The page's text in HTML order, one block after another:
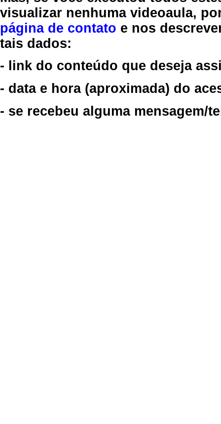
visualizar nenhuma videoaula,
página de contato e nos
tais dados:
- link do conteúdo que deseja
- data e hora (aproximada) do
- se recebeu alguma mensagem/